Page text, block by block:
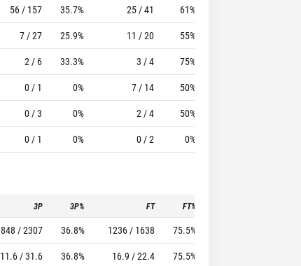
56 / 157 35.7% 25 / 41 61%
7 / 27 25.9% 11 / 20 55%
2 / 6 33.3% 3 / 4 75%
0 / 1 0% 7 / 14 50%
0 / 3 0% 2 / 4 50%
0 / 1 0% 0 / 2 0%
3P 3P% FT FT%
848 / 2307 36.8% 1236 / 1638 75.5%
11.6 / 31.6 36.8% 16.9 / 22.4 75.5%